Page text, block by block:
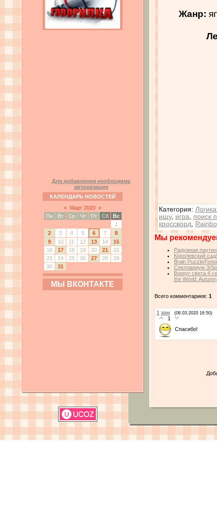
Для добавления необходима
авторизация
КАЛЕНДАРЬ НОВОСТЕЙ
« Март 2020 »
Пн
Вт Ср Чт Пт Сб
Вс
1
2
3 4 5 6 7
8
9
10 11 12 13 14
15
16
17 18 19 20 21
22
23
24 25 26 27 28
29
30
31
МЫ ВКОНТАКТЕ
Жанр:
Категория:
ищу, игра
поиск
кроссворд
Мы
Радужная
Королевский
Brain Puzzle/
Спеллариум 3/
Вокруг света 4
the World:
Всего комментариев: 1
1 зам (08.03.2020 16:50)
1
Спасибо!